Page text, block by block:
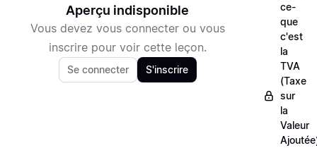
Aperçu indisponible
Vous devez vous connecter ou vous
inscrire pour voir cette leçon.
Se connecter S'inscrire
ce-
que
c'est
la
TVA
(Taxe
sur
la
Valeur